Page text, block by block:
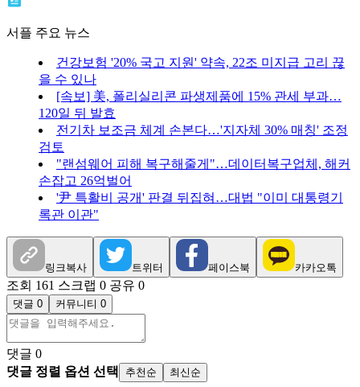
서플 주요 뉴스
건강보험 '20% 국고 지원' 약속, 22조 미지급 고리 끊
을 수 있나
[속보] 美, 폴리실리콘 파생제품에 15% 관세 부과…
120일 뒤 발효
전기차 보조금 체계 손본다…'지자체 30% 매칭' 조정
검토
"랜섬웨어 피해 복구해줄게"…데이터복구업체, 해커
손잡고 26억벌어
'尹 특활비 공개' 판결 뒤집혀…대법 "이미 대통령기
록관 이관"
링크복사 트위터 페이스북 카카오톡
조회 161 스크랩 0 공유 0
댓글 0 커뮤니티 0
댓글 0
댓글 정렬 옵션 선택
추천순 최신순